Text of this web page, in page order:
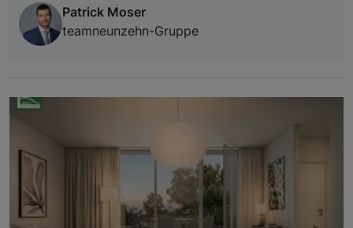
Patrick Moser
teamneunzehn-Gruppe